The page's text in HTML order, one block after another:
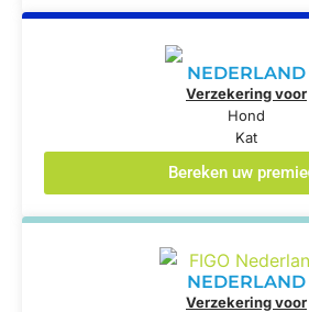
NEDERLAND
Verzekering voor
Hond
Kat
Bereken uw premie
NEDERLAND
Verzekering voor